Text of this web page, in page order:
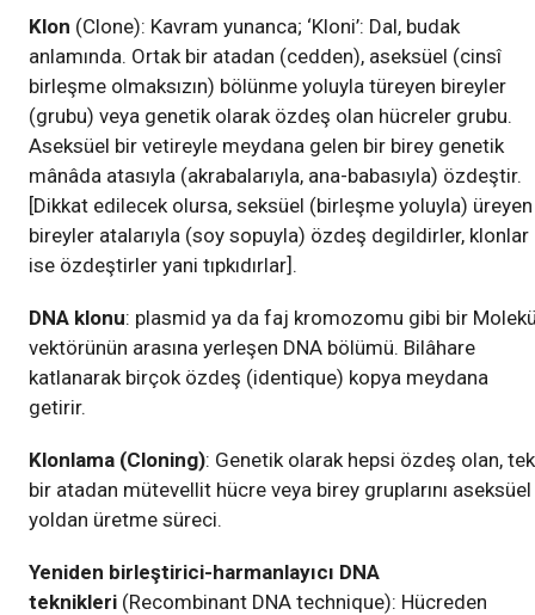
Klon (Clone): Kavram yunanca; ‘Kloni’: Dal, budak
anlamında. Ortak bir atadan (cedden), aseksüel (cinsî
birleşme olmaksızın) bölünme yoluyla türeyen bireyler
(grubu) veya genetik olarak özdeş olan hücreler grubu.
Aseksüel bir vetireyle meydana gelen bir birey genetik
mânâda atasıyla (akrabalarıyla, ana-babasıyla) özdeştir.
[Dikkat edilecek olursa, seksüel (birleşme yoluyla) üreyen
bireyler atalarıyla (soy sopuyla) özdeş degildirler, klonlar
ise özdeştirler yani tıpkıdırlar].
DNA klonu: plasmid ya da faj kromozomu gibi bir
vektörünün arasına yerleşen DNA bölümü. Bilâhare
katlanarak birçok özdeş (identique) kopya meydana
getirir.
Klonlama (Cloning): Genetik olarak hepsi özdeş olan, tek
bir atadan mütevellit hücre veya birey gruplarını aseksüel
yoldan üretme süreci.
Yeniden birleştirici-harmanlayıcı DNA
teknikleri (Recombinant DNA technique): Hücreden